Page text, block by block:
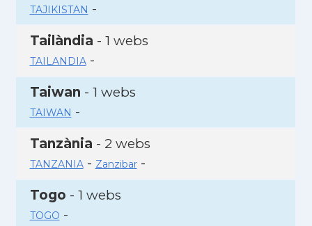
TAJIKISTAN -
Tailàndia - 1 webs
TAILANDIA-
Taiwan - 1 webs
TAIWAN -
Tanzània - 2 webs
TANZANIA- Zanzibar-
Togo - 1 webs
TOGO -